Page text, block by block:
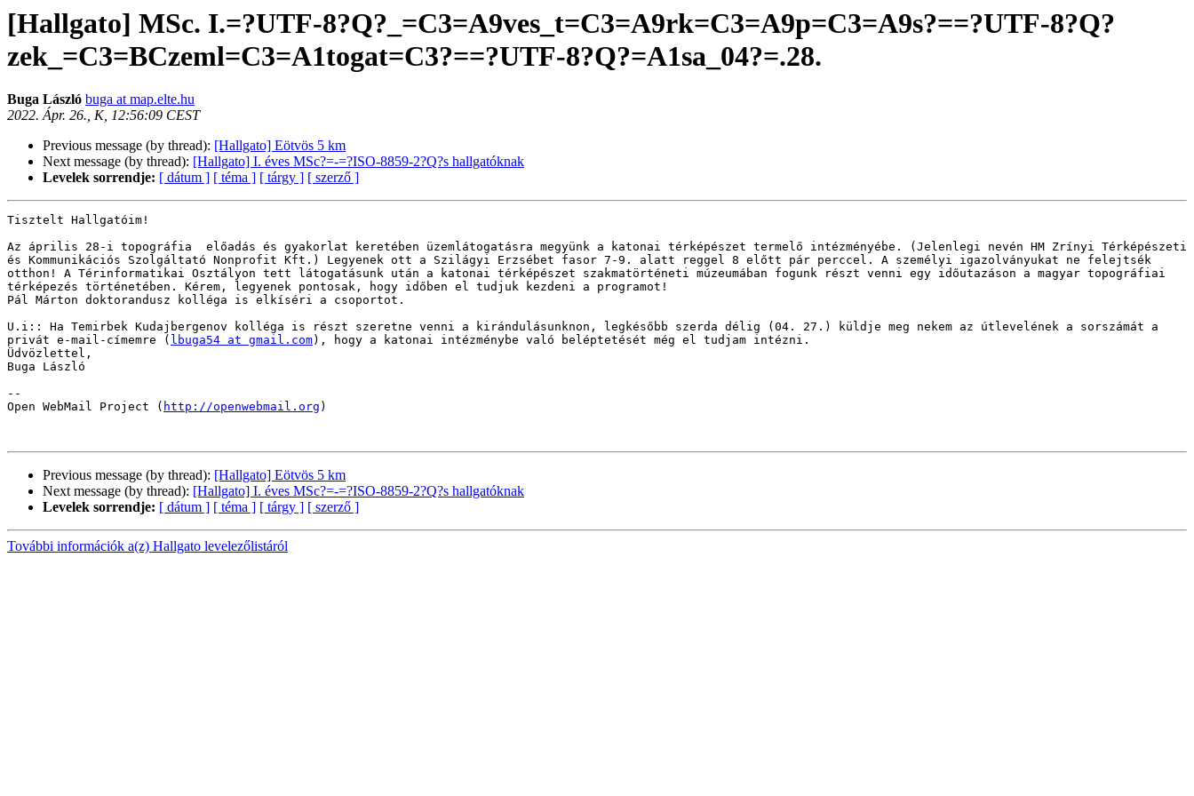
[Hallgato] MSc. I.=?UTF-8?Q?_=C3=A9ves_t=C3=A9rk=C3=A9p=C3=A9s?==?UTF-8?Q?
zek_=C3=BCzeml=C3=A1togat=C3?==?UTF-8?Q?=A1sa_04?=.28.
Buga László buga at map.elte.hu
2022. Ápr. 26., K, 12:56:09 CEST
Previous message (by thread): [Hallgato] Eötvös 5 km
Next message (by thread): [Hallgato] I. éves MSc?=-=?ISO-8859-2?Q?s hallgatóknak
Levelek sorrendje: [ dátum ] [ téma ] [ tárgy ] [ szerző ]
Tisztelt Hallgatóim!
Az április 28-i topográfia  előadás és gyakorlat keretében üzemlátogatásra megyünk a katonai térképészet termelő intézményébe. (Jelenlegi nevén HM Zrínyi Térképészeti
és Kommunikációs Szolgáltató Nonprofit Kft.) Legyenek ott a Szilágyi Erzsébet fasor 7-9. alatt reggel 8 előtt pár perccel. A személyi igazolványukat ne felejtsék
otthon! A Térinformatikai Osztályon tett látogatásunk után a katonai térképészet szakmatörténeti múzeumában fogunk részt venni egy időutazáson a magyar topográfiai
térképezés történetében. Kérem, legyenek pontosak, hogy időben el tudjuk kezdeni a programot!
Pál Márton doktorandusz kolléga is elkíséri a csoportot.
U.i:: Ha Temirbek Kudajbergenov kolléga is részt szeretne venni a kirándulásunknon, legkésőbb szerda délig (04. 27.) küldje meg nekem az útlevelének a sorszámát a
privát e-mail-címemre ( lbuga54 at gmail.com), hogy a katonai intézménybe való beléptetését még el tudjam intézni.
Üdvözlettel,
Buga László
--
Open WebMail Project ( http://openwebmail.org )
Previous message (by thread): [Hallgato] Eötvös 5 km
Next message (by thread): [Hallgato] I. éves MSc?=-=?ISO-8859-2?Q?s hallgatóknak
Levelek sorrendje: [ dátum ] [ téma ] [ tárgy ] [ szerző ]
További információk a(z) Hallgato levelezőlistáról